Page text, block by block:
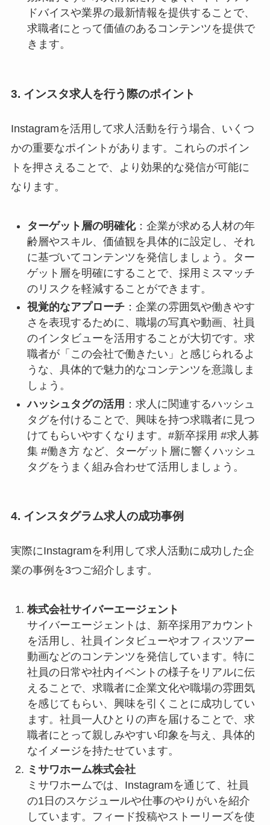
ドバイスや業界の最新情報を提供することで、
求職者にとって価値のあるコンテンツを提供で
きます。
3. インスタ求人を行う際のポイント
Instagramを活用して求人活動を行う場合、いくつ
かの重要なポイントがあります。これらのポイン
トを押さえることで、より効果的な発信が可能に
なります。
ターゲット層の明確化：企業が求める人材の年
齢層やスキル、価値観を具体的に設定し、それ
に基づいてコンテンツを発信しましょう。ター
ゲット層を明確にすることで、採用ミスマッチ
のリスクを軽減することができます。
視覚的なアプローチ：企業の雰囲気や働きやす
さを表現するために、職場の写真や動画、社員
のインタビューを活用することが大切です。求
職者が「この会社で働きたい」と感じられるよ
うな、具体的で魅力的なコンテンツを意識しま
しょう。
ハッシュタグの活用 ：求人に関連するハッシュ
タグを付けることで、興味を持つ求職者に見つ
けてもらいやすくなります。#新卒採用 #求人募
集 #働き方 など、ターゲット層に響くハッシュ
タグをうまく組み合わせて活用しましょう。
4. インスタグラム求人の成功事例
実際にInstagramを利用して求人活動に成功した企
業の事例を3つご紹介します。
株式会社サイバーエージェント
サイバーエージェントは、新卒採用アカウント
を活用し、社員インタビューやオフィスツアー
動画などのコンテンツを発信しています。特に
社員の日常や社内イベントの様子をリアルに伝
えることで、求職者に企業文化や職場の雰囲気
を感じてもらい、興味を引くことに成功してい
ます。社員一人ひとりの声を届けることで、求
職者にとって親しみやすい印象を与え、具体的
なイメージを持たせています。
ミサワホーム株式会社
ミサワホームでは、Instagramを通じて、社員
の1日のスケジュールや仕事のやりがいを紹介
しています。フィード投稿やストーリーズを使